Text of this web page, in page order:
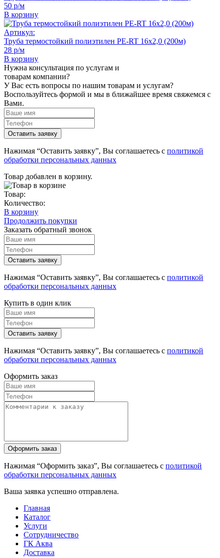
50 р/м
В корзину
Артикул:
Труба термостойкий полиэтилен PE-RT 16х2,0 (200м)
28 р/м
В корзину
Нужна консультация по услугам и
товарам компании?
У Вас есть вопросы по нашим товарам и услугам?
Воспользуйтесь формой и мы в ближайшее время свяжемся с
Вами.
Нажимая “Оставить заявку”, Вы соглашаетесь с политикой
обработки персональных данных
Товар добавлен в корзину.
Товар:
Количество:
В корзину
Продолжить покупки
Заказать обратный звонок
Нажимая “Оставить заявку”, Вы соглашаетесь с политикой
обработки персональных данных
Купить в один клик
Нажимая “Оставить заявку”, Вы соглашаетесь с политикой
обработки персональных данных
Оформить заказ
Нажимая “Оформить заказ”, Вы соглашаетесь с политикой
обработки персональных данных
Ваша заявка успешно отправлена.
Главная
Каталог
Услуги
Сотрудничество
ГК Аква
Доставка